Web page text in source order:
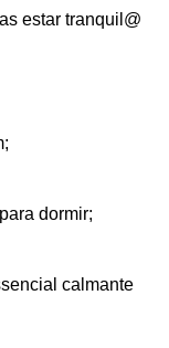
estar tranquil@
dormir;
calmante